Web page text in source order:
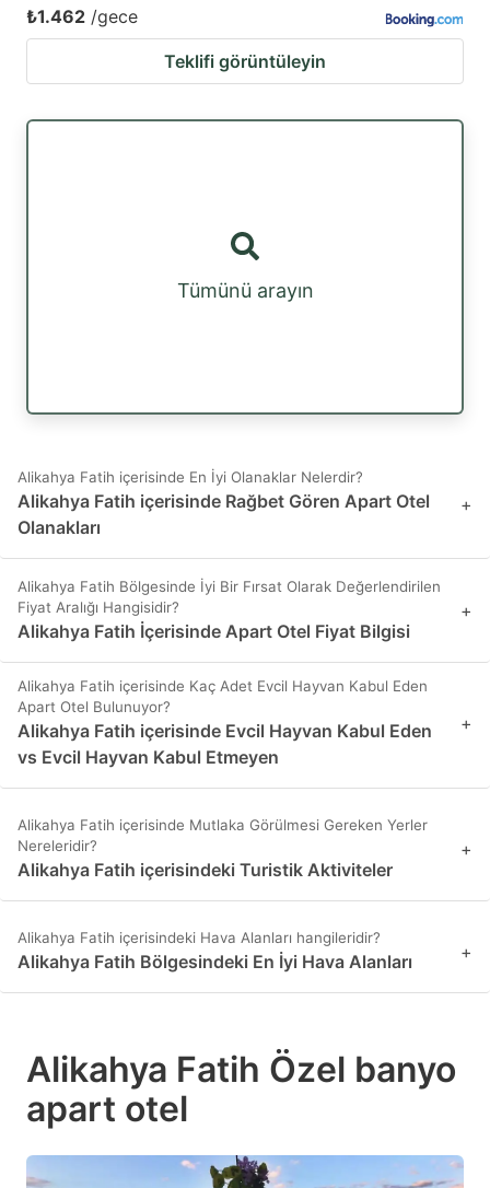
₺1.462 /gece
Teklifi görüntüleyin
Tümünü arayın
Alikahya Fatih içerisinde En İyi Olanaklar Nelerdir?
Alikahya Fatih içerisinde Rağbet Gören Apart Otel
Olanakları
+
Alikahya Fatih Bölgesinde İyi Bir Fırsat Olarak Değerlendirilen
Fiyat Aralığı Hangisidir?
Alikahya Fatih İçerisinde Apart Otel Fiyat Bilgisi
+
Alikahya Fatih içerisinde Kaç Adet Evcil Hayvan Kabul Eden
Apart Otel Bulunuyor?
Alikahya Fatih içerisinde Evcil Hayvan Kabul Eden
vs Evcil Hayvan Kabul Etmeyen
+
Alikahya Fatih içerisinde Mutlaka Görülmesi Gereken Yerler
Nereleridir?
Alikahya Fatih içerisindeki Turistik Aktiviteler
+
Alikahya Fatih içerisindeki Hava Alanları hangileridir?
Alikahya Fatih Bölgesindeki En İyi Hava Alanları +
Alikahya Fatih Özel banyo
apart otel